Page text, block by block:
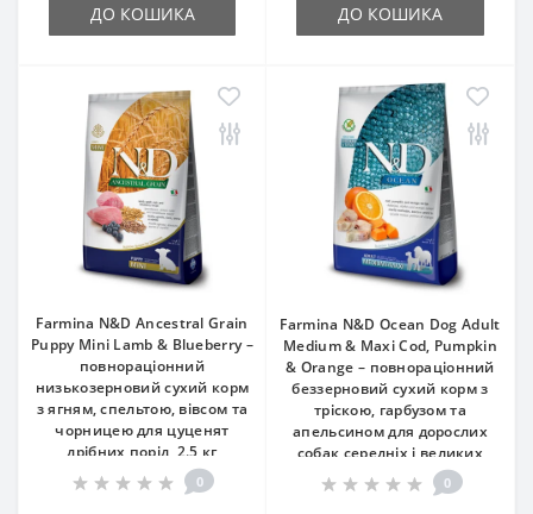
ДО КОШИКА ДО КОШИКА
Farmina N&D Ancestral Grain
Puppy Mini Lamb & Blueberry –
повнораціонний
низькозерновий сухий корм
з ягням, спельтою, вівсом та
чорницею для цуценят
дрібних порід, 2.5 кг
0
Farmina N&D Ocean Dog Adult
Medium & Maxi Cod, Pumpkin
& Orange – повнораціонний
беззерновий сухий корм з
тріскою, гарбузом та
апельсином для дорослих
собак середніх і великих
порід, 12 кг
0